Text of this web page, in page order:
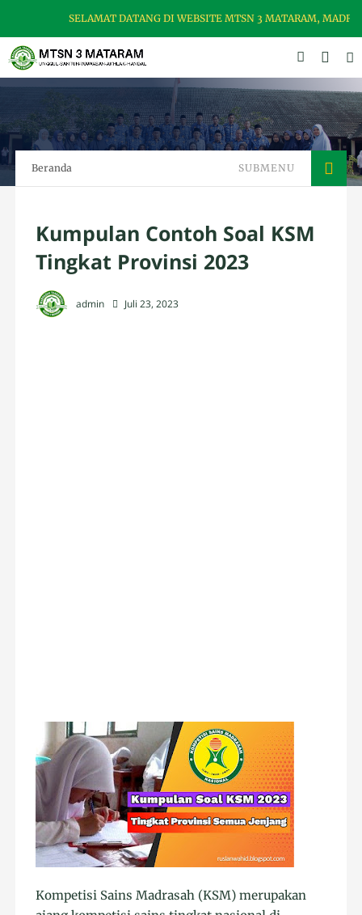
SELAMAT DATANG DI WEBSITE MTSN 3 MATARAM,
Beranda SUBMENU
Kumpulan Contoh Soal KSM
Tingkat Provinsi 2023
admin Juli 23, 2023
Kompetisi Sains Madrasah (KSM) merupakan